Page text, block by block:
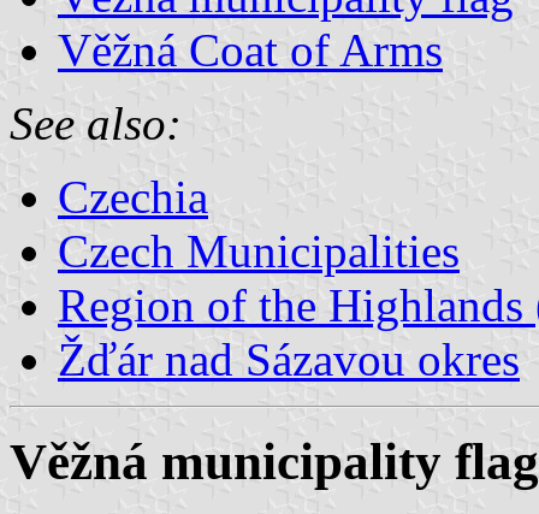
Věžná Coat of Arms
See also:
Czechia
Czech Municipalities
Region of the
Žďár nad Sázavou okres
Věžná municipality flag